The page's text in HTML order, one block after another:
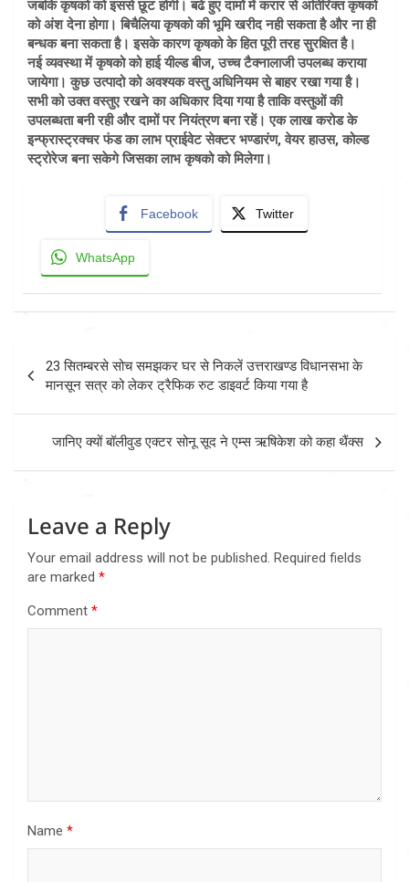
जबकि कृषको को इससे छूट होगी। बढे हुए दामों में करार से अतिरिक्त कृषको
को अंश देना होगा। बिचैलिया कृषको की भूमि खरीद नही सकता है और ना ही
बन्धक बना सकता है। इसके कारण कृषको के हित पूरी तरह सुरक्षित है।
नई व्यवस्था में कृषको को हाई यील्ड बीज, उच्च टैक्नालाजी उपलब्ध कराया
जायेगा। कुछ उत्पादो को अवश्यक वस्तु अधिनियम से बाहर रखा गया है।
सभी को उक्त वस्तुए रखने का अधिकार दिया गया है ताकि वस्तुओं की
उपलब्धता बनी रही और दामों पर नियंत्रण बना रहें। एक लाख करोड के
इन्फ्रास्ट्रक्चर फंड का लाभ प्राईवेट सेक्टर भण्डारंण, वेयर हाउस, कोल्ड
स्ट्रोरेज बना सकेगे जिसका लाभ कृषको को मिलेगा।
Facebook Twitter
WhatsApp
Post
navigation
23 सितम्बरसे सोच समझकर घर से निकलें उत्तराखण्ड विधानसभा के
मानसून सत्र को लेकर ट्रैफिक रुट डाइवर्ट किया गया है
जानिए क्यों बॉलीवुड एक्टर सोनू सूद ने एम्स ऋषिकेश को कहा थैंक्स
Leave a Reply
Your email address will not be published. Required fields
are marked *
Comment *
Name *